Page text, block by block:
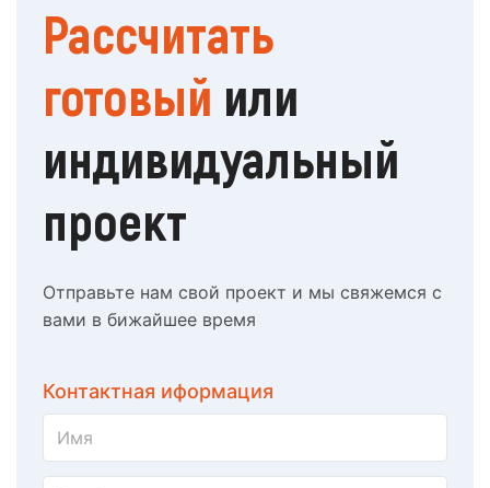
Рассчитать
готовый или
индивидуальный
проект
Отправьте нам свой проект и мы свяжемся с
вами в бижайшее время
Контактная иформация